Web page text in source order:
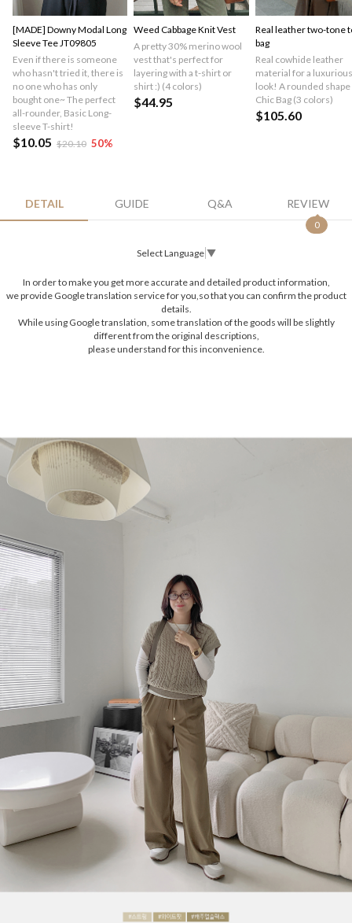
[MADE] Downy Modal Long
Sleeve Tee JT09805
Even if there is someone
who hasn't tried it, there is
no one who has only
bought one~ The perfect
all-rounder, Basic Long-
sleeve T-shirt!
$10.05 $20.10 50%
Weed Cabbage Knit Vest
A pretty 30% merino wool
vest that's perfect for
layering with a t-shirt or
shirt :) (4 colors)
$44.95
Real leather two-tone
bag
Real cowhide leather
material for a luxurious
look! A rounded shape
Chic Bag (3 colors)
$105.60
DETAIL GUIDE Q&A REVIEW
0
Select Language ▼
In order to make you get more accurate and detailed product information,
we provide Google translation service for you,so that you can confirm the product
details.
While using Google translation, some translation of the goods will be slightly
different from the original descriptions,
please understand for this inconvenience.